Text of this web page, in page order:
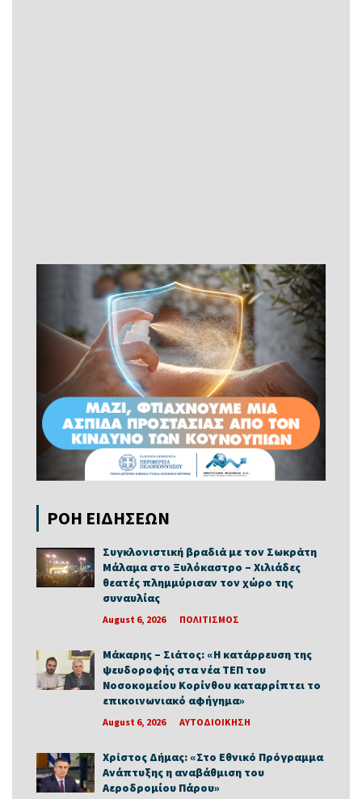
ΡΟΗ ΕΙΔΗΣΕΩΝ
Συγκλονιστική βραδιά με τον Σωκράτη
Μάλαμα στο Ξυλόκαστρο – Χιλιάδες
θεατές πλημμύρισαν τον χώρο της
συναυλίας
August 6, 2026 ΠΟΛΙΤΙΣΜΟΣ
Μάκαρης – Σιάτος: «Η κατάρρευση της
ψευδοροφής στα νέα ΤΕΠ του
Νοσοκομείου Κορίνθου καταρρίπτει το
επικοινωνιακό αφήγημα»
August 6, 2026 ΑΥΤΟΔΙΟΙΚΗΣΗ
Χρίστος Δήμας: «Στο Εθνικό Πρόγραμμα
Ανάπτυξης η αναβάθμιση του
Αεροδρομίου Πάρου»